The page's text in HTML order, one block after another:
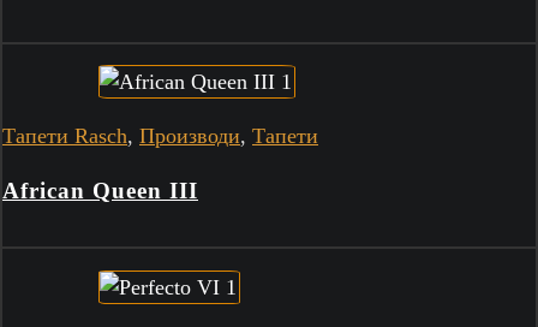
Тапети Rasch, Производи, Тапети
African Queen III